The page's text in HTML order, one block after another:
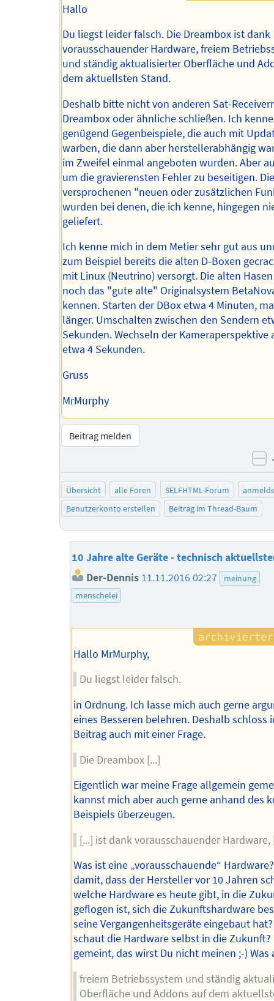
Hallo
Du liegst leider falsch. Die Dreambox ist dank
vorausschauender Hardware, freiem
und ständig aktualisierter Oberfläche und
dem aktuellsten Stand.
Deshalb bitte nicht von anderen Sat-
Dreambox oder ähnliche schließen. Ich
genügend Gegenbeispiele, die auch mit
warben, die dann aber herstellerabhängig
im Zweifel einmal angeboten wurden. Aber
um die gravierensten Fehler zu beseitigen.
versprochenen "neuen oder zusätzlichen
wurden bei denen, die ich kenne, hingegen
geliefert.
Ich kenne mich in dem Metier sehr gut aus
zum Beispiel bereits die alten D-Boxen
mit Linux (Neutrino) versorgt. Die alten
noch das "gute alte" Originalsystem
kennen. Starten der DBox etwa 4 Minuten,
länger. Umschalten zwischen den Sendern
Sekunden. Wechseln der Kameraperspektive
etwa 4 Sekunden.
Gruss
MrMurphy
Beitrag melden
Übersicht alle Foren SELFHTML-Forum
Benutzerkonto erstellen
Beitrag im Thread-Baum
10 Jahre alte Geräte - technisch
Der-Dennis 11.11.2016 02:27
meinung
menschelei
Hallo MrMurphy,
Du liegst leider falsch.
in Ordnung. Ich lasse mich auch gerne
eines Besseren belehren. Deshalb schloss
Beitrag auch mit einer Frage.
Die Dreambox [...]
Eigentlich war meine Frage allgemein
kannst mich aber auch gerne anhand des
Beispiels überzeugen.
[...] ist dank vorausschauender Hardware,
Was ist eine „vorausschauende“
damit, dass der Hersteller vor 10 Jahren
welche Hardware es heute gibt, in die
geflogen ist, sich die Zukunftshardware
seine Vergangenheitsgeräte eingebaut
schaut die Hardware selbst in die
gemeint, das wirst Du nicht meinen ;-) Was
freiem Betriebssystem und ständig
Oberfläche und Addons auf dem